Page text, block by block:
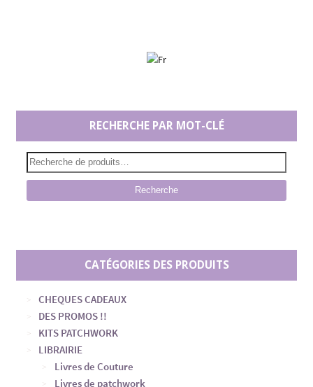
RECHERCHE PAR MOT-CLÉ
Recherche
CATÉGORIES DES PRODUITS
CHEQUES CADEAUX
DES PROMOS !!
KITS PATCHWORK
LIBRAIRIE
Livres de Couture
Livres de patchwork